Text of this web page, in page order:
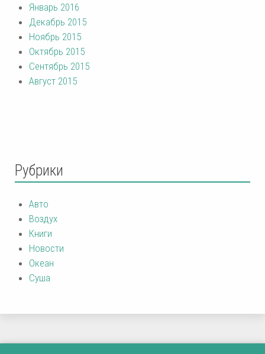
Январь 2016
Декабрь 2015
Ноябрь 2015
Октябрь 2015
Сентябрь 2015
Август 2015
Рубрики
Авто
Воздух
Книги
Новости
Океан
Суша